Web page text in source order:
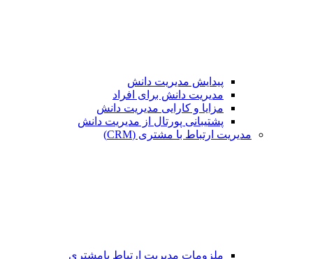
پیدایش مدیریت دانش
مدیریت دانش برای افراد
مزایا و کارایی مدیریت دانش
پشتیبانی پورتال از مدیریت دانش
مدیریت ارتباط با مشتری (CRM)
ملزومات مدیریت ارتباط بامشتری